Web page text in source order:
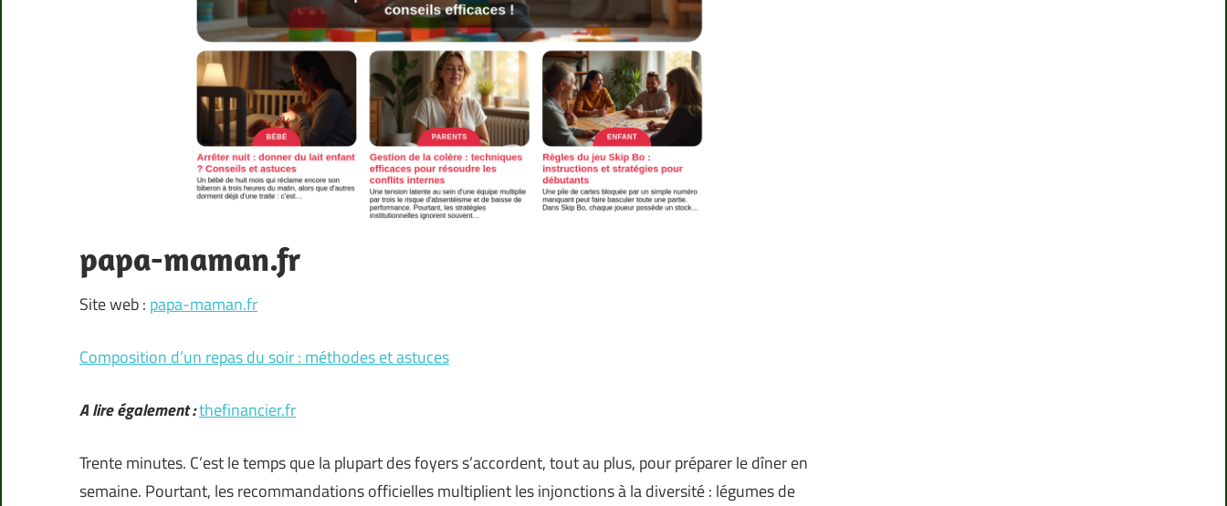
papa-maman.fr
Site web : papa-maman.fr
Composition d’un repas du soir : méthodes et astuces
A lire également :thefinancier.fr
Trente minutes. C’est le temps que la plupart des foyers s’accordent, tout au plus, pour préparer le dîner en
semaine. Pourtant, les recommandations officielles multiplient les injonctions à la diversité : légumes de